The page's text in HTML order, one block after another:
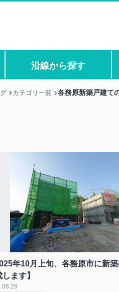
沿線から探す
カテゴリ一覧 各務原新築戸建て
年10月上旬、各務原市に新
ます】